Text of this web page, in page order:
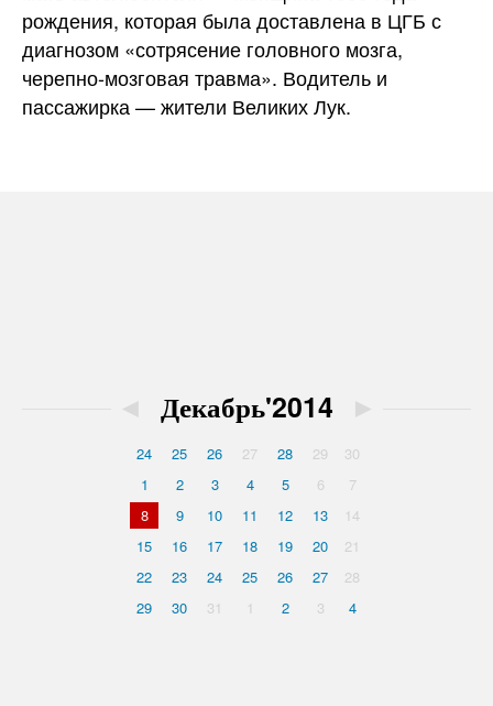
рождения, которая была доставлена в ЦГБ с
диагнозом «сотрясение головного мозга,
черепно-мозговая травма». Водитель и
пассажирка — жители Великих Лук.
◄ Декабрь'2014 ►
24 25 26 27 28 29
30
1
2 3 4 5 6
7
8
9 10 11 12 13
14
15
16 17 18 19 20
21
22
23 24 25 26 27
28
29
30 31 1 2 3 4